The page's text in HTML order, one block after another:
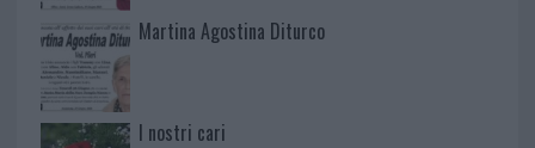
Martina Agostina Diturco
I nostri cari